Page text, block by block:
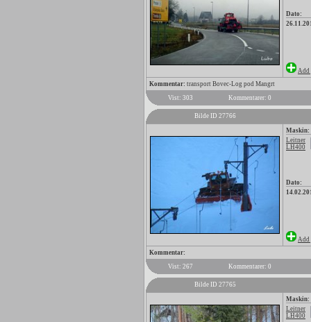
Dato:
Add
Kommentar: transport Bovec-Log pod Mangrt
Vist: 303
Kommentarer: 0
Bilde ID 27766
Maskin:
Leitner
LH400
Dato:
Add
Kommentar:
Vist: 267
Kommentarer: 0
Bilde ID 27765
Maskin:
Leitner
LH400